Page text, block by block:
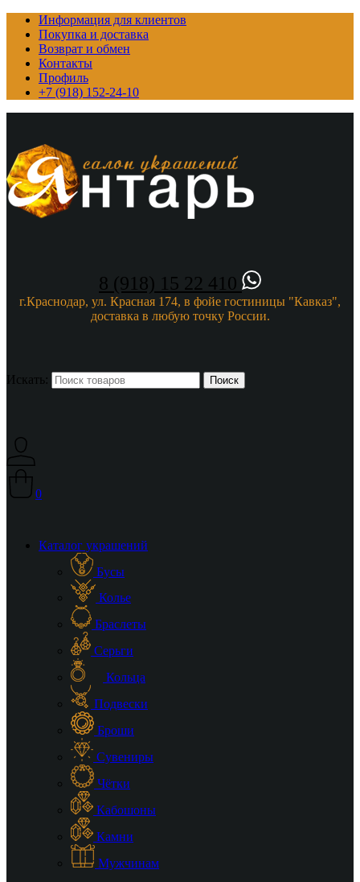
Информация для клиентов
Покупка и доставка
Возврат и обмен
Контакты
Профиль
+7 (918) 152-24-10
8 (918) 15 22 410
г.Краснодар, ул. Красная 174, в фойе гостиницы "Кавказ",
доставка в любую точку России.
Искать:
0
Каталог украшений
Бусы
Колье
Браслеты
Серьги
Кольца
Подвески
Броши
Сувениры
Чётки
Кабошоны
Камни
Мужчинам